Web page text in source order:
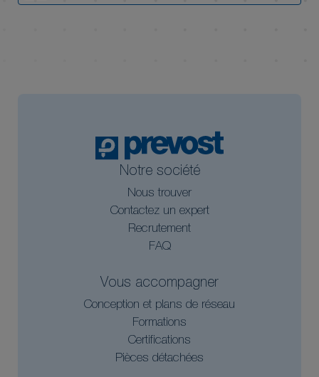
Notre société
Nous trouver
Contactez un expert
Recrutement
FAQ
Vous accompagner
Conception et plans de réseau
Formations
Certifications
Pièces détachées